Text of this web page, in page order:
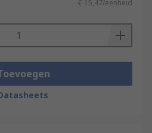
€ 15,47/eenheid